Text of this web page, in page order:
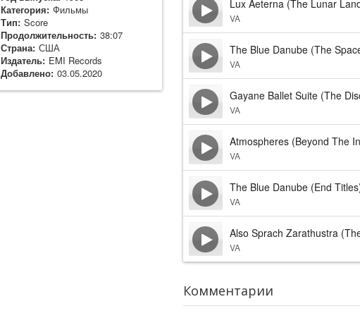
Категория: Фильмы
Тип: Score
Продолжительность: 38:07
Страна: США
Издатель: EMI Records
Добавлено: 03.05.2020
Lux Aeterna (The Lunar
VA
The Blue Danube (The
VA
Gayane Ballet Suite (The
VA
Atmospheres (Beyond The
VA
The Blue Danube (End
VA
Also Sprach Zarathustra
VA
Комментарии